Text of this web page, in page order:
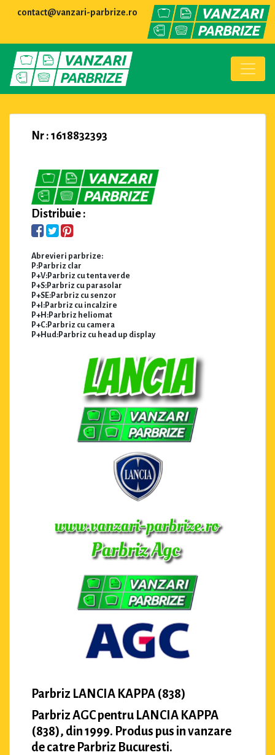
contact@vanzari-parbrize.ro
Nr : 1618832393
Distribuie :
Abrevieri parbrize:
P:Parbriz clar
P+V:Parbriz cu tenta verde
P+S:Parbriz cu parasolar
P+SE:Parbriz cu senzor
P+I:Parbriz cu incalzire
P+H:Parbriz heliomat
P+C:Parbriz cu camera
P+Hud:Parbriz cu head up display
Parbriz LANCIA KAPPA (838)
Parbriz AGC pentru LANCIA KAPPA
(838), din 1999. Produs pus in vanzare
de catre Parbriz Bucuresti.